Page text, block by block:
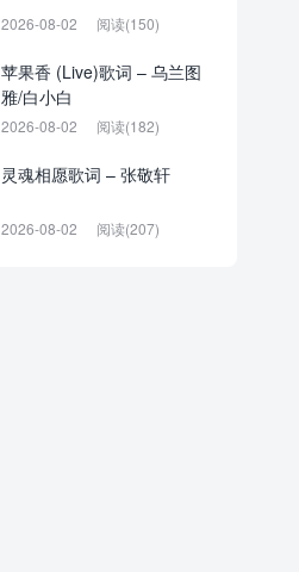
2026-08-02 阅读(150)
苹果香 (Live)歌词 – 乌兰图
雅/白小白
2026-08-02 阅读(182)
灵魂相愿歌词 – 张敬轩
2026-08-02 阅读(207)